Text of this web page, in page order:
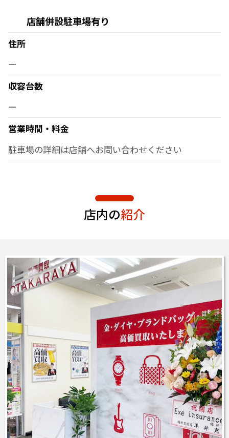
店舗併設駐車場有り
住所
ー
収容台数
ー
営業時間・料金
駐車場の詳細は店舗へお問い合わせください
店内の紹介